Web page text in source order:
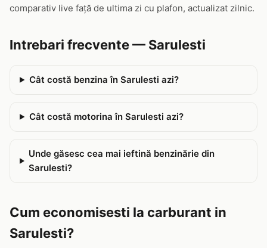
comparativ live față de ultima zi cu plafon, actualizat zilnic.
Intrebari frecvente — Sarulesti
Cât costă benzina în Sarulesti azi?
Cât costă motorina în Sarulesti azi?
Unde găsesc cea mai ieftină benzinărie din
Sarulesti?
Cum economisesti la carburant in
Sarulesti?